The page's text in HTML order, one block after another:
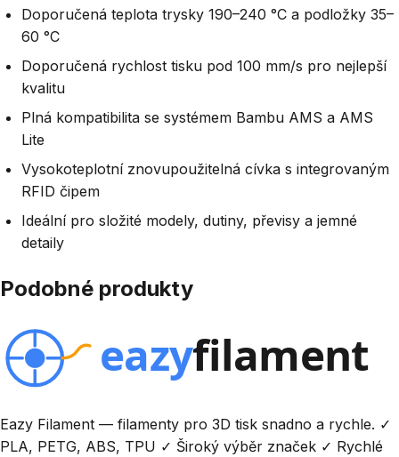
Doporučená teplota trysky 190–240 °C a podložky 35–
60 °C
Doporučená rychlost tisku pod 100 mm/s pro nejlepší
kvalitu
Plná kompatibilita se systémem Bambu AMS a AMS
Lite
Vysokoteplotní znovupoužitelná cívka s integrovaným
RFID čipem
Ideální pro složité modely, dutiny, převisy a jemné
detaily
Podobné produkty
Eazy Filament — filamenty pro 3D tisk snadno a rychle. ✓
PLA, PETG, ABS, TPU ✓ Široký výběr značek ✓ Rychlé